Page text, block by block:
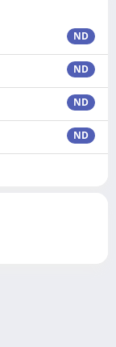
ND
ND
ND
ND